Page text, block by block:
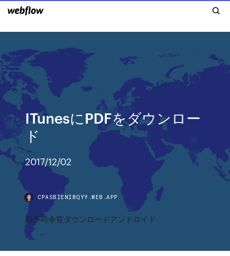
ITunesにPDFをダウンロー
ド
2017/12/02
CPASBIENIBQYY.WEB.APP
戦争司令官ダウンロードアンドロイド